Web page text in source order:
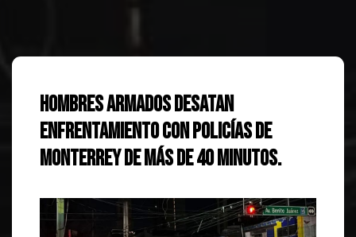
Hombres armados desatan
enfrentamiento con policías de
Monterrey de más de 40 minutos.